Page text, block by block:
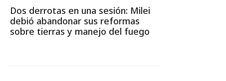
Dos derrotas en una sesión: Milei
debió abandonar sus reformas
sobre tierras y manejo del fuego